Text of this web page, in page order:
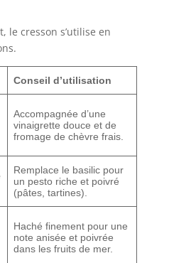
le cresson s’utilise en
Conseil d’utilisation
Accompagnée d’une
vinaigrette douce et de
fromage de chèvre frais.
Remplace le basilic pour
un pesto riche et poivré
(pâtes, tartines).
Haché finement pour une
note anisée et poivrée
dans les fruits de mer.